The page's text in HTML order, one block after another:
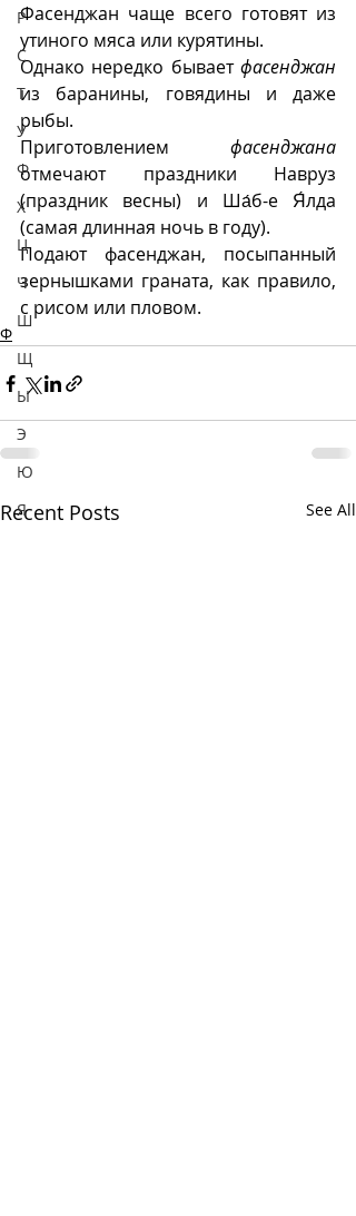
Р
С
Т
У
Ф
Х
Ц
Ч
Ш
Щ
Ы
Э
Ю
Я
Фасенджан чаще всего готовят из
утиного мяса или курятины.
Однако нередко бывает фасенджан
из баранины, говядины и даже
рыбы.
Приготовлением фасенджана
отмечают праздники Навруз
(праздник весны) и Ша́б-е Я́лда
(самая длинная ночь в году).
Подают фасенджан, посыпанный
зернышками граната, как правило,
с рисом или пловом.
Ф
Recent Posts See All